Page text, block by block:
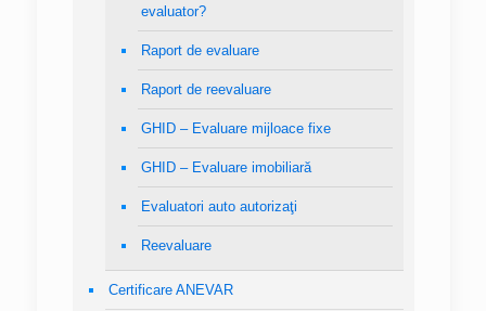
evaluator?
Raport de evaluare
Raport de reevaluare
GHID – Evaluare mijloace fixe
GHID – Evaluare imobiliară
Evaluatori auto autorizaţi
Reevaluare
Certificare ANEVAR